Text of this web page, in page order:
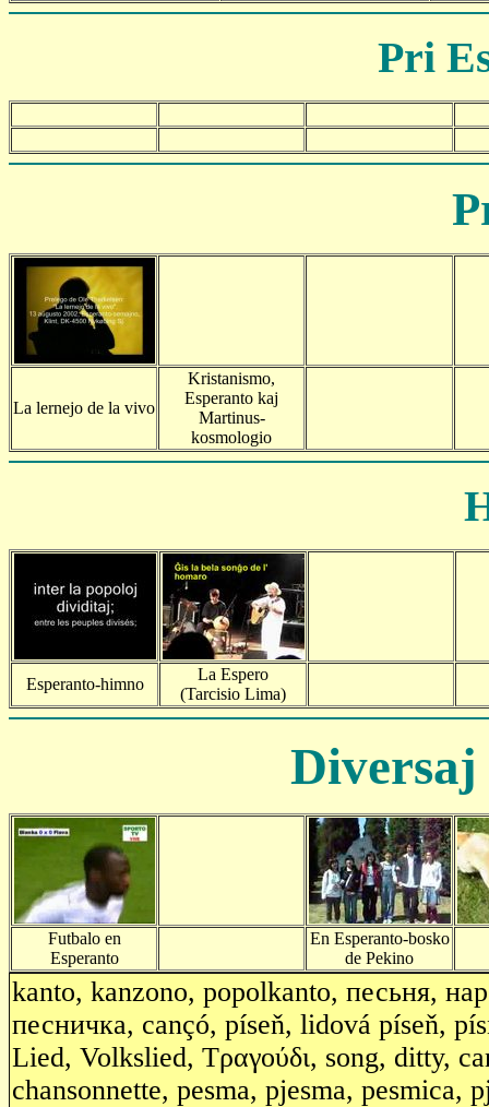
Pri
La lernejo de la vivo
Kristanismo,
Esperanto kaj
Martinus-
kosmologio
Esperanto-himno
La Espero
(Tarcisio Lima)
Futbalo en
Esperanto
En Esperanto-bosko
de Pekino
kanto, kanzono, popolkanto, песьня,
песничкa, cançó, píseň, lidová píseň,
Lied, Volkslied, Τραγούδι, song, ditty,
chansonnette, pesma, pjesma, pesmica,